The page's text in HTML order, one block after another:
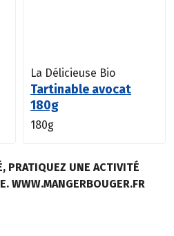
La Délicieuse Bio
Tartinable avocat
180g
180g
PRATIQUEZ UNE ACTIVITÉ
WWW.MANGERBOUGER.FR